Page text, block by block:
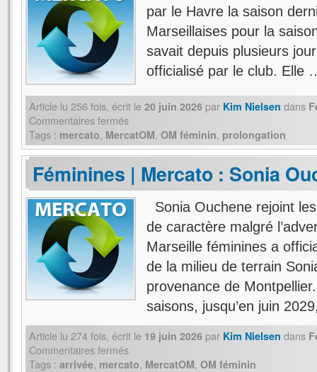
par le Havre la saison
Marseillaises pour la
savait depuis plusieurs
officialisé par le club.
Article lu 256 fois, écrit le 20 juin 2026 par Kim Nielsen dans
Commentaires fermés
Tags : mercato, MercatOM, OM féminin, prolongation
Féminines | Mercato : Sonia
Sonia Ouchene rejoint
de caractère malgré
Marseille féminines a
de la milieu de terrain
provenance de
saisons, jusqu’en juin
Article lu 274fois, écrit le 19 juin 2026 par Kim Nielsen dans
Commentaires fermés
Tags : arrivée, mercato, MercatOM, OM féminin